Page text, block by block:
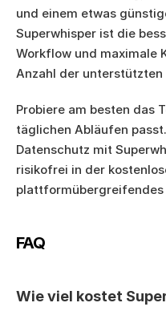
und einem etwas
Superwhisper ist die
Workflow und maximale
Anzahl der
Probiere am besten das
täglichen Abläufen
Datenschutz mit
risikofrei in der
FAQ
Wie viel kostet